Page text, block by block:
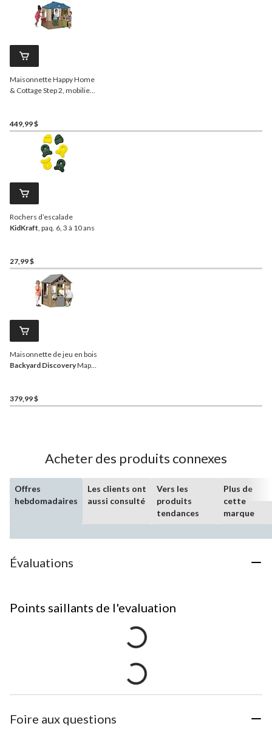
Maisonnette Happy Home
& Cottage Step 2, mobilier
449,99 $
Rochers d’escalade
KidKraft , paq. 6, 3 à 10 ans
27,99 $
Maisonnette de jeu en bois
Backyard DiscoveryMaple
379,99 $
Acheter des produits connexes
Offres
hebdomadaires
Les clients ont
aussi consulté
Vers les
produits
tendances
Plus de
cette
marque
Évaluations
Points saillants de l'evaluation
Foire aux questions